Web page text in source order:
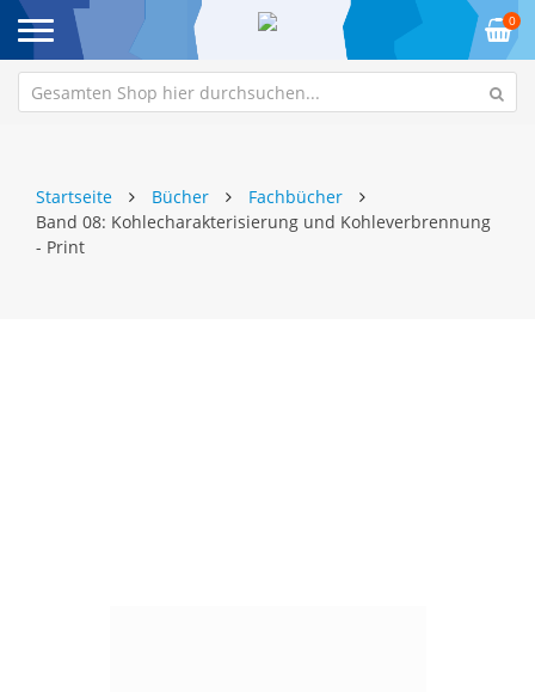
0
Startseite Bücher
Fachbücher
Band 08: Kohlecharakterisierung und Kohleverbrennung
- Print